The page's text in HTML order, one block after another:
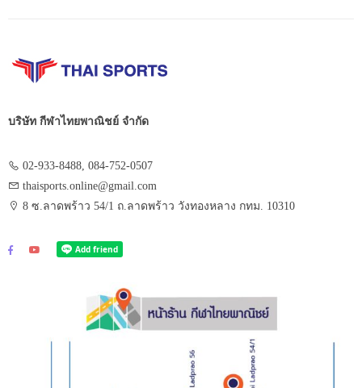
บริษัท กีฬาไทยพาณิชย์ จำกัด
02-933-8488, 084-752-0507
thaisports.online@gmail.com
8 ซ.ลาดพร้าว 54/1 ถ.ลาดพร้าว วังทองหลาง กทม. 10310